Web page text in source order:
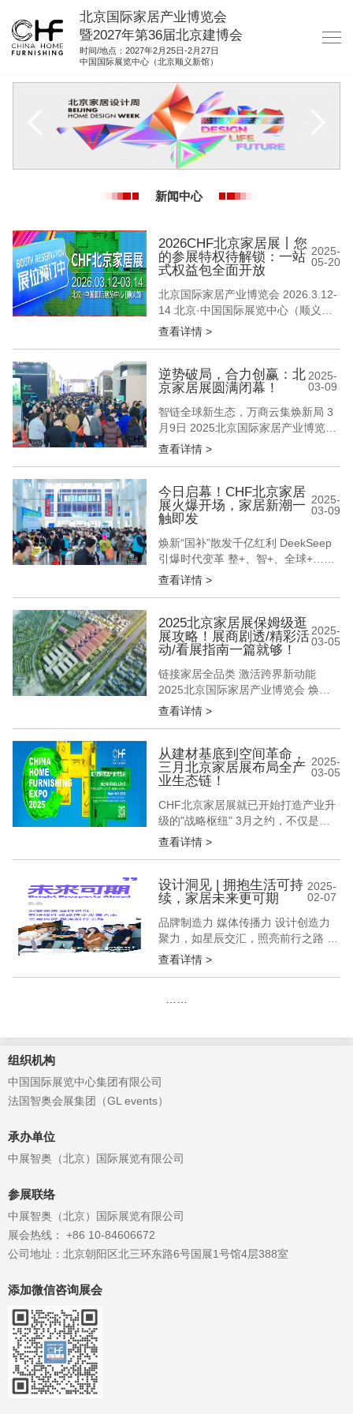
北京国际家居产业博览会
暨2027年第36届北京建博会
时间/地点：2027年2月25日-2月27日
中国国际展览中心（北京顺义新馆）
资料下载
集团展会
参展联络
新闻中心
2026CHF北京家居展丨您
的参展特权待解锁：一站
式权益包全面开放
2025-
05-20
北京国际家居产业博览会 2026.3.12-
14 北京·中国国际展览中心（顺义
馆） 当行业深陷“智能参数内卷”“概念
15万+专业采购商现场对接 数十场商
贸对接会精准匹配 在这个数据至上的
时代 我们始终坚信 真正的商业价值
始于...
查看详情 >
逆势破局，合力创赢：北
京家居展圆满闭幕！
2025-
03-09
智链全球新生态，万商云集焕新局 3
月9日 2025北京国际家居产业博览会
圆满闭幕 从整装革命到智居生态 从
千帆竞发、百舸争流的产业交响曲 擂
响2025年家居人全力增长的新战鼓
01/ 以流量链接全球大生意 本届展会
以"链接家居全品...
查看详情 >
今日启幕！CHF北京家居
展火爆开场，家居新潮一
触即发
2025-
03-09
焕新“国补”散发千亿红利 DeekSeep
引爆时代变革 整+、智+、全球+……
3月6日，CHF北京国际家居展盛大启
点 以“链接家居新品类 激发跨界新动
能”为展会新主题 呈现一场北京为
圆、辐射全球的家居盛宴 3000+品
牌、1...
查看详情 >
2025北京家居展保姆级逛
展攻略！展商剧透/精彩活
动/看展指南一篇就够！
2025-
03-05
链接家居全品类 激活跨界新动能
2025北京国际家居产业博览会 焕新
升级，聚力共生 3月6-9日 中国国际
观展不迷路！ *建议收藏本文~* 01 观
展时间 02 展会地点 中国国际展览中
心（顺义馆） 观众入口：东、南、西
登录厅...
查看详情 >
从建材基底到空间革命，
三月北京家居展布局全产
业生态链！
2025-
03-05
CHF北京家居展就已开始打造产业升
级的"战略枢纽" 3月之约，不仅是展
会之约 更是一场定义产业未来的"生
的完整作战沙盘 CHF北京家居展努力
通过重构"资源整合"的维度 将跨界经
销商×先锋设计师×匠心装企×优质供
应链企业等行业用...
查看详情 >
设计洞见 | 拥抱生活可持
续，家居未来更可期
2025-
02-07
品牌制造力 媒体传播力 设计创造力
聚力，如星辰交汇，照亮前行之路 构
筑交流平台 深挖产品精髓 拓展市场
焦点，似浪潮席卷各个领域，深刻影
查看详情 >
组织机构
中国国际展览中心集团有限公司
法国智奥会展集团（GL events）
承办单位
中展智奥（北京）国际展览有限公司
参展联络
中展智奥（北京）国际展览有限公司
展会热线： +86 10-84606672
公司地址：北京朝阳区北三环东路6号国展1号馆4层388室
添加微信咨询展会